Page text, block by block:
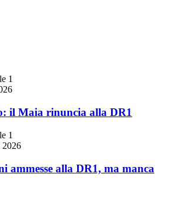
1
il Maia rinuncia alla DR1
1
2026
ammesse alla DR1, ma manca